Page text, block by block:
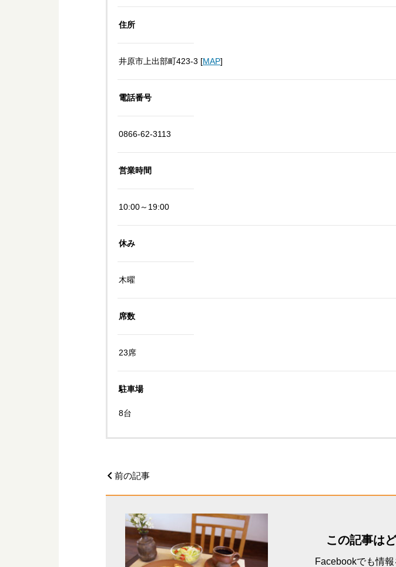
住所
井原市上出部町423-3 [MAP]
電話番号
0866-62-3113
営業時間
10:00～19:00
休み
木曜
席数
23席
駐車場
8台
前の記事
この記事は
Facebookでも情報